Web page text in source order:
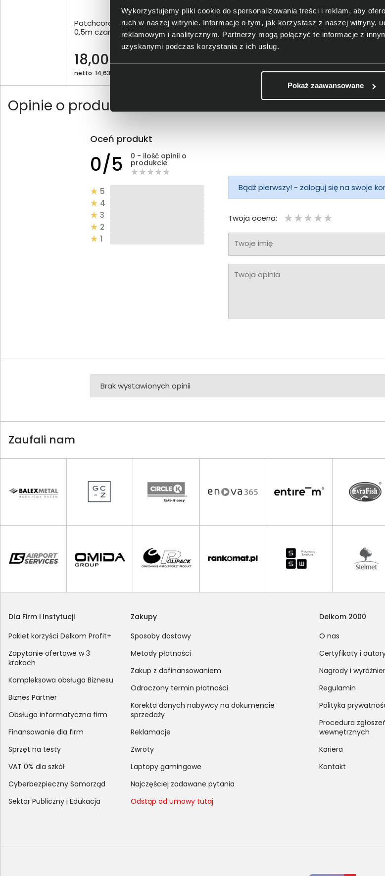
Wykorzystujemy pliki cookie do spersonalizowania treści i reklam, aby
ruch w naszej witrynie. Informacje o tym, jak korzystasz z naszej witryny,
reklamowym i analitycznym. Partnerzy mogą połączyć te informacje z
uzyskanymi podczas korzystania z ich usług.
Pokaż zaawansowane
Patchcord LogiLink CAT 6 UTP
0,5m czarny CP2023U
18,00 zł
netto: 14,63 zł
Patchcord LogiLink CAT 6 UTP
0,5m czerwony CP2024U
19,00 zł
Patchcord
0,5m szary
15,00
netto: 12,20 zł
Opinie o produkcie
Oceń produkt
0/5 0 - ilość opinii o
produkcie
5
4
3
2
1
Bądź pierwszy! - zaloguj się na swoje
Twoja ocena:
Twoje imię
Twoja opinia
Brak wystawionych opinii
Zaufali nam
Dla Firm i Instytucji
Pakiet korzyści Delkom Profit+
Zapytanie ofertowe w 3
krokach
Kompleksowa obsługa Biznesu
Biznes Partner
Obsługa informatyczna firm
Finansowanie dla firm
Sprzęt na testy
VAT 0% dla szkół
Cyberbezpieczny Samorząd
Sektor Publiczny i Edukacja
Zakupy
Sposoby dostawy
Metody płatności
Zakup z dofinansowaniem
Odroczony termin płatności
Korekta danych nabywcy na dokumencie
sprzedaży
Reklamacje
Zwroty
Laptopy gamingowe
Najczęściej zadawane pytania
Odstąp od umowy tutaj
Delkom 2000
O nas
Certyfikaty i
Nagrody i
Regulamin
Polityka
Procedura
wewnętrznych
Kariera
Kontakt